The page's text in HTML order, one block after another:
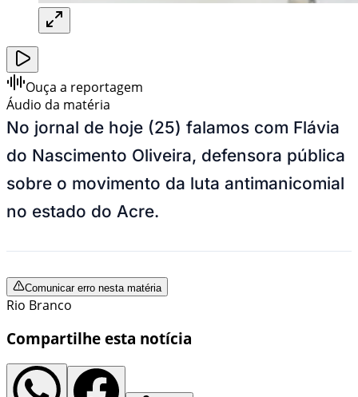
Ouça a reportagem
Áudio da matéria
No jornal de hoje (25) falamos com Flávia
do Nascimento Oliveira, defensora pública
sobre o movimento da luta antimanicomial
no estado do Acre.
Comunicar erro nesta matéria
Rio Branco
Compartilhe esta notícia